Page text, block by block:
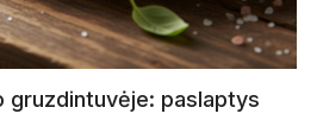
gruzdintuvėje: paslaptys